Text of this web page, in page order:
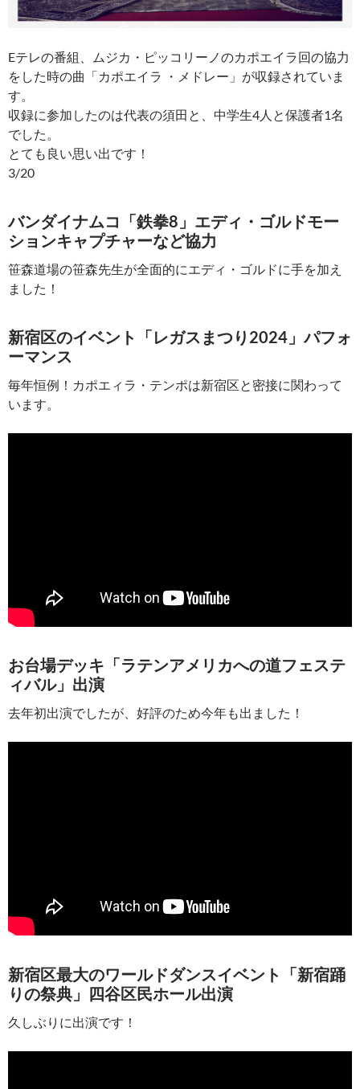
Eテレの番組、ムジカ・ピッコリーノのカポエイラ回の協力
をした時の曲「カポエイラ ・メドレー」が収録されていま
す。
収録に参加したのは代表の須田と、中学生4人と保護者1名
でした。
とても良い思い出です！
3/20
バンダイナムコ「鉄拳8」エディ・ゴルドモー
ションキャプチャーなど協力
笹森道場の笹森先生が全面的にエディ・ゴルドに手を加え
ました！
新宿区のイベント「レガスまつり2024」パフォ
ーマンス
毎年恒例！カポエィラ・テンポは新宿区と密接に関わって
います。
お台場デッキ「ラテンアメリカへの道フェステ
ィバル」出演
去年初出演でしたが、好評のため今年も出ました！
新宿区最大のワールドダンスイベント「新宿踊
りの祭典」四谷区民ホール出演
久しぶりに出演です！